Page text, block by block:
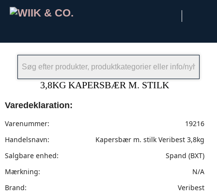
3,8KG KAPERSBÆR M. STILK
Varedeklaration:
Varenummer:
19216
Handelsnavn:
Kapersbær m. stilk Veribest 3,8kg
Salgbare enhed:
Spand (BXT)
Mærkning:
N/A
Brand:
Veribest